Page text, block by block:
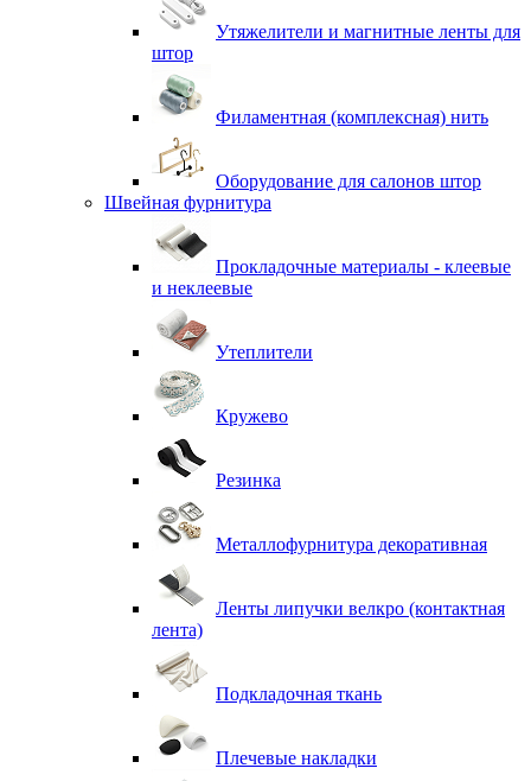
Утяжелители и магнитные ленты для
штор
Филаментная (комплексная) нить
Оборудование для салонов штор
Швейная фурнитура
Прокладочные материалы - клеевые
и неклеевые
Утеплители
Кружево
Резинка
Металлофурнитура декоративная
Ленты липучки велкро (контактная
лента)
Подкладочная ткань
Плечевые накладки